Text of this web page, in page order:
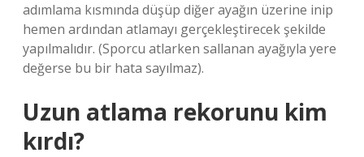
adımlama kısmında düşüp diğer ayağın üzerine inip
hemen ardından atlamayı gerçekleştirecek şekilde
yapılmalıdır. (Sporcu atlarken sallanan ayağıyla yere
değerse bu bir hata sayılmaz).
Uzun atlama rekorunu kim
kırdı?